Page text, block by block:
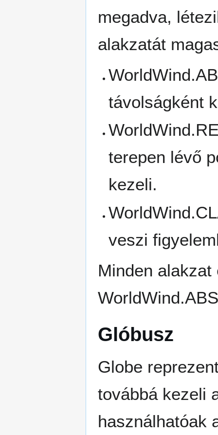
megadva,
alakzatát
távolságként
terepen lévő
kezeli.
veszi
Minden
Glóbusz
Globe
továbbá kezeli
használhatóak